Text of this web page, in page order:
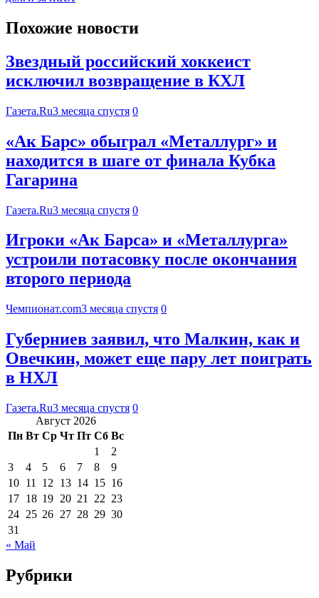
Похожие новости
Звездный российский хоккеист
исключил возвращение в КХЛ
Газета.Ru3 месяца спустя 0
«Ак Барс» обыграл «Металлург» и
находится в шаге от финала Кубка
Гагарина
Газета.Ru3 месяца спустя 0
Игроки «Ак Барса» и «Металлурга»
устроили потасовку после окончания
второго периода
Чемпионат.com3 месяца спустя 0
Губерниев заявил, что Малкин, как и
Овечкин, может еще пару лет поиграть
в НХЛ
Газета.Ru3 месяца спустя 0
Август 2026
Пн Вт Ср Чт Пт Сб Вс
1
2
3
4 5 6 7 8
9
10 11 12 13 14 15 16
17 18 19 20 21 22 23
24 25 26 27 28 29 30
31
« Май
Рубрики